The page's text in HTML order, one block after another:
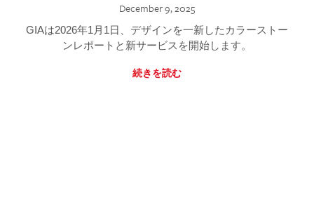
December 9, 2025
GIAは2026年1月1日、デザインを一新したカラーストー
ンレポートと新サービスを開始します。
続きを読む